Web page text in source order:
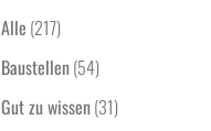
Alle (217)
Baustellen(54)
Gut zu wissen(31)